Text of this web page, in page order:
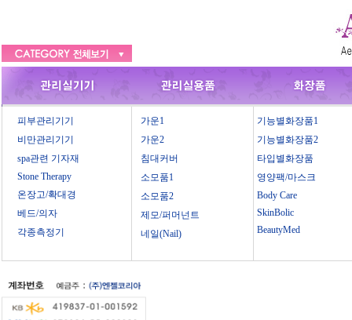
피부관리기기
비만관리기기
spa관련 기자재
Stone Therapy
온장고/확대경
베드/의자
각종측정기
가운1
가운2
침대커버
소모품1
소모품2
제모/퍼머넌트
네일(Nail)
기능별화장품1
기능별화장품2
타입별화장품
영양팩/마스크
Body Care
SkinBolic
BeautyMed